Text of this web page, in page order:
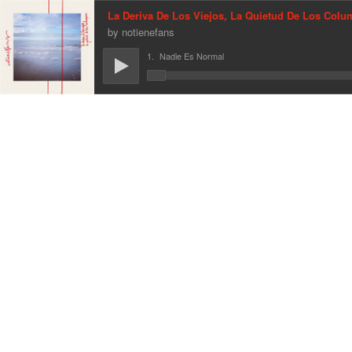
La Deriva De Los Viejos, La Quietud De Los
notienefans
1. Nadie Es Normal